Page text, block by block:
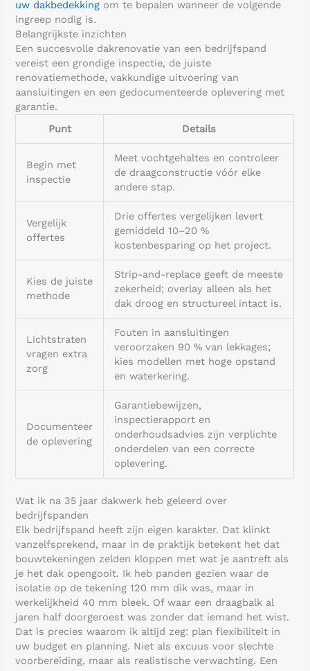
uw dakbedekking om te bepalen wanneer de volgende
ingreep nodig is.
Belangrijkste inzichten
Een succesvolle dakrenovatie van een bedrijfspand
vereist een grondige inspectie, de juiste
renovatiemethode, vakkundige uitvoering van
aansluitingen en een gedocumenteerde oplevering met
garantie.
Punt
Details
Begin met
inspectie
Meet vochtgehaltes en controleer
de draagconstructie vóór elke
andere stap.
Vergelijk
offertes
Drie offertes vergelijken levert
gemiddeld 10–20 %
kostenbesparing op het project.
Kies de juiste
methode
Strip-and-replace geeft de meeste
zekerheid; overlay alleen als het
dak droog en structureel intact is.
Lichtstraten
vragen extra
zorg
Fouten in aansluitingen
veroorzaken 90 % van lekkages;
kies modellen met hoge opstand
en waterkering.
Documenteer
de oplevering
Garantiebewijzen,
inspectierapport en
onderhoudsadvies zijn verplichte
onderdelen van een correcte
oplevering.
Wat ik na 35 jaar dakwerk heb geleerd over
bedrijfspanden
Elk bedrijfspand heeft zijn eigen karakter. Dat klinkt
vanzelfsprekend, maar in de praktijk betekent het dat
bouwtekeningen zelden kloppen met wat je aantreft als
je het dak opengooit. Ik heb panden gezien waar de
isolatie op de tekening 120 mm dik was, maar in
werkelijkheid 40 mm bleek. Of waar een draagbalk al
jaren half doorgeroest was zonder dat iemand het wist.
Dat is precies waarom ik altijd zeg: plan flexibiliteit in
uw budget en planning. Niet als excuus voor slechte
voorbereiding, maar als realistische verwachting. Een